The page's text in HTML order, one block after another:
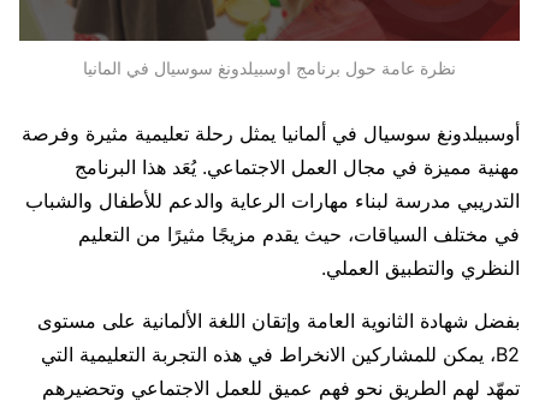
نظرة عامة حول برنامج اوسبيلدونغ سوسيال في المانيا
أوسبيلدونغ سوسيال في ألمانيا يمثل رحلة تعليمية مثيرة وفرصة
مهنية مميزة في مجال العمل الاجتماعي. يُعَد هذا البرنامج
التدريبي مدرسة لبناء مهارات الرعاية والدعم للأطفال والشباب
في مختلف السياقات، حيث يقدم مزيجًا مثيرًا من التعليم
النظري والتطبيق العملي.
بفضل شهادة الثانوية العامة وإتقان اللغة الألمانية على مستوى
B2، يمكن للمشاركين الانخراط في هذه التجربة التعليمية التي
تمهّد لهم الطريق نحو فهم عميق للعمل الاجتماعي وتحضيرهم